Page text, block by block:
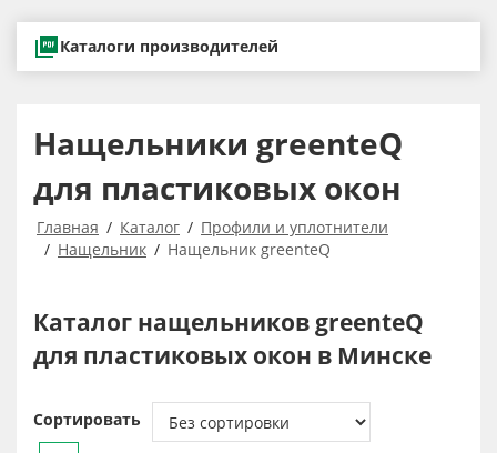
Каталоги производителей
Нащельники greenteQ
для пластиковых окон
Главная Каталог
Профили и уплотнители
Нащельник
Нащельник greenteQ
Каталог нащельников greenteQ
для пластиковых окон в Минске
Сортировать